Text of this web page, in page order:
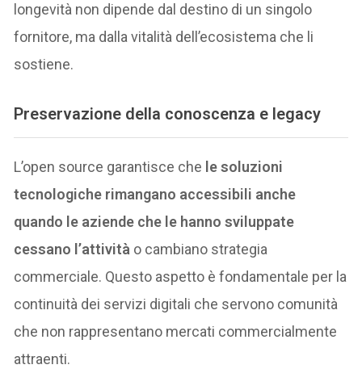
longevità non dipende dal destino di un singolo
fornitore, ma dalla vitalità dell’ecosistema che li
sostiene.
Preservazione della conoscenza e legacy
L’open source garantisce che le soluzioni
tecnologiche rimangano accessibili anche
quando le aziende che le hanno sviluppate
cessano l’attività o cambiano strategia
commerciale. Questo aspetto è fondamentale per la
continuità dei servizi digitali che servono comunità
che non rappresentano mercati commercialmente
attraenti.